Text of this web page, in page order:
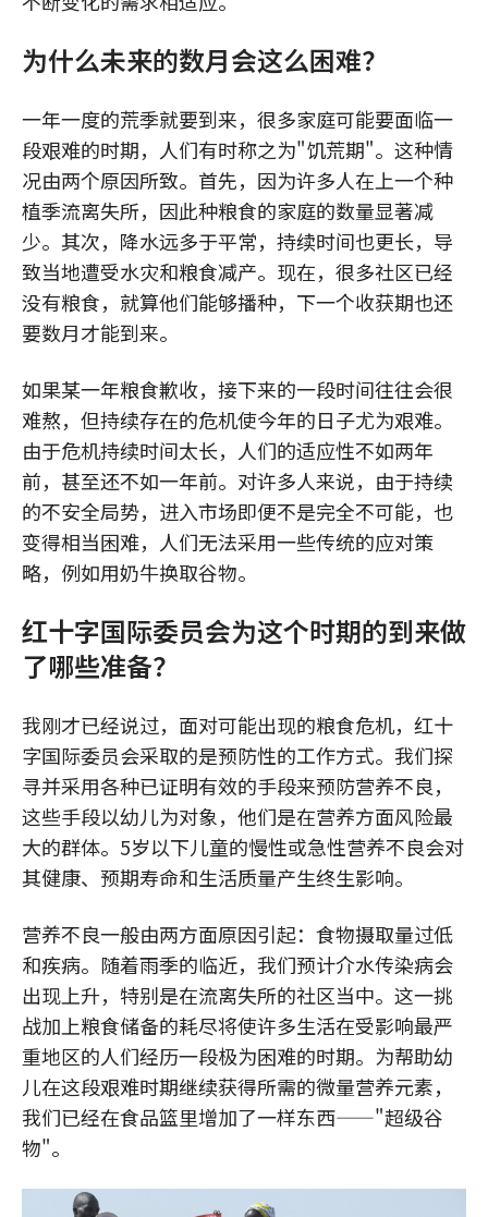
为什么未来的数月会这么困难？
一年一度的荒季就要到来，很多家庭可能要面临一
段艰难的时期，人们有时称之为"饥荒期"。这种情
况由两个原因所致。首先，因为许多人在上一个种
植季流离失所，因此种粮食的家庭的数量显著减
少。其次，降水远多于平常，持续时间也更长，导
致当地遭受水灾和粮食减产。现在，很多社区已经
没有粮食，就算他们能够播种，下一个收获期也还
要数月才能到来。
如果某一年粮食歉收，接下来的一段时间往往会很
难熬，但持续存在的危机使今年的日子尤为艰难。
由于危机持续时间太长，人们的适应性不如两年
前，甚至还不如一年前。对许多人来说，由于持续
的不安全局势，进入市场即便不是完全不可能，也
变得相当困难，人们无法采用一些传统的应对策
略，例如用奶牛换取谷物。
红十字国际委员会为这个时期的到来做
了哪些准备？
我刚才已经说过，面对可能出现的粮食危机，红十
字国际委员会采取的是预防性的工作方式。我们探
寻并采用各种已证明有效的手段来预防营养不良，
这些手段以幼儿为对象，他们是在营养方面风险最
大的群体。5岁以下儿童的慢性或急性营养不良会对
其健康、预期寿命和生活质量产生终生影响。
营养不良一般由两方面原因引起：食物摄取量过低
和疾病。随着雨季的临近，我们预计介水传染病会
出现上升，特别是在流离失所的社区当中。这一挑
战加上粮食储备的耗尽将使许多生活在受影响最严
重地区的人们经历一段极为困难的时期。为帮助幼
儿在这段艰难时期继续获得所需的微量营养元素，
我们已经在食品篮里增加了一样东西——"超级谷
物"。